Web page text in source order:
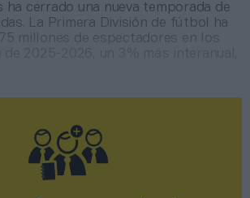
ha cerrado una nueva temporada de
La Primera División de fútbol ha
millones de espectadores en los